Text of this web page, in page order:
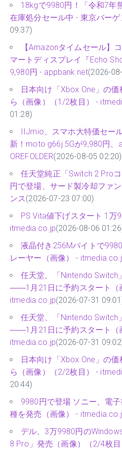
18kgで9980円！「令和7年
在庫処分セール中 - 東京バー
09:37)
【Amazonタイムセール】
マートディスプレイ『Echo
9,980円 - appbank.net(2026-
日本向け「Xbox One」の
ら（画像）（1/2枚目） -
01:28)
IIJmio、スマホ大特価セー
新！moto g66j 5Gが9,980円、
OREFOLDER(2026-08-05 02:20)
任天堂純正「Switch 2 Pro
円で登場、サード製冷却ファ
ンス(2026-07-23 07:00)
PS Vita値下げスタート 1万
itmedia.co.jp(2026-08-06
液晶付き256Mバイトで
レーヤー（画像） -
任天堂、「Nintendo Switch
――1月21日に予約スタート（
itmedia.co.jp(2026-07-31
任天堂、「Nintendo Switch
――1月21日に予約スタート（
itmedia.co.jp(2026-07-31
日本向け「Xbox One」の
ら（画像）（2/2枚目） -
20:44)
9980円で登場 ソニー、電
種を発売（画像） -
デル、3万9980円の
8 Pro」発売（画像）（2/4枚